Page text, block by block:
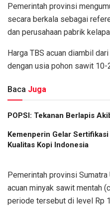
Pemerintah provinsi
secara berkala sebagai
dan perusahaan pabrik
Harga TBS acuan diambil
dengan usia pohon sawit 10-
Baca Juga
POPSI: Tekanan Berlapis
Kemenperin Gelar
Kualitas Kopi Indonesia
Pemerintah provinsi Sumatra
acuan minyak sawit mentah
periode tersebut di level Rp